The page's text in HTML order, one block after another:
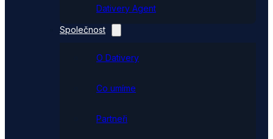
Dativery Agent
Společnost
O Dativery
Co umíme
Partneři